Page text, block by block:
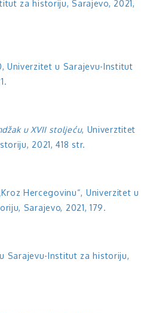
za historiju, Sarajevo, 2021,
Univerzitet u Sarajevu-Institut
u XVII stoljeću, Univerztitet
2021, 418 str.
Hercegovinu“, Univerzitet u
Sarajevo, 2021, 179.
Sarajevu-Institut za historiju,